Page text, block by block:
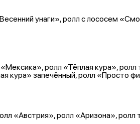
унаги», ролл с лососем
ролл «Тёплая кура»,
кура» запечённый, ролл «Просто
«Австрия», ролл «Аризона»,